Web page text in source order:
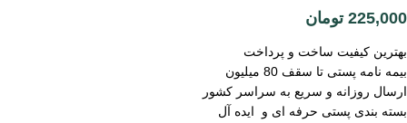
225,000 تومان
بهترین کیفیت ساخت و پرداخت
بیمه نامه پستی تا سقف 80 میلیون
ارسال روزانه و سریع به سراسر کشور
بسته بندی پستی حرفه ای و ایده آل